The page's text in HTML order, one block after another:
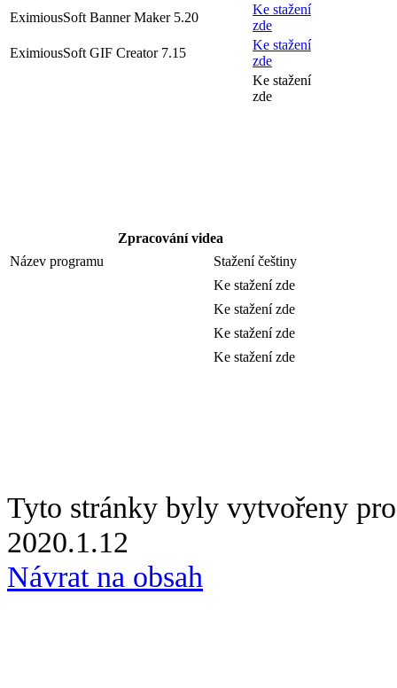
EximiousSoft Banner Maker 5.20
Ke stažení
zde
EximiousSoft GIF Creator 7.15
Ke stažení
zde
Ke stažení
zde
Zpracování videa
Název programu
Stažení češtiny
Ke stažení zde
Ke stažení zde
Ke stažení zde
Ke stažení zde
Tyto stránky byly vytvořeny
2020.1.12
Návrat na obsah